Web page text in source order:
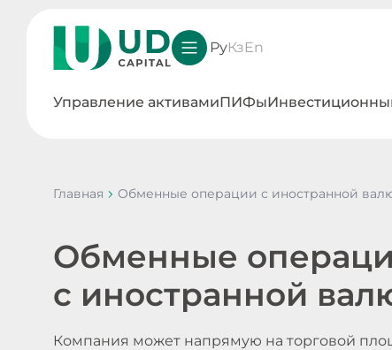
РуКзEn
Управление активамиПИФы
Главная Обменные операции с иностранной
Обменные
с иностранной
Компания может напрямую на торговой